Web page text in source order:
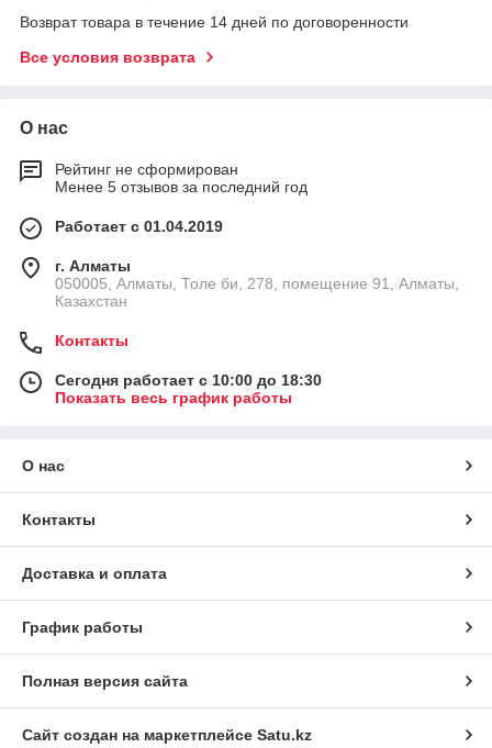
Возврат товара в течение 14 дней по договоренности
Все условия возврата
О нас
Рейтинг не сформирован
Менее 5 отзывов за последний год
Работает с 01.04.2019
г. Алматы
050005, Алматы, Толе би, 278, помещение 91, Алматы,
Казахстан
Контакты
Сегодня работает с 10:00 до 18:30
Показать весь график работы
О нас
Контакты
Доставка и оплата
График работы
Полная версия сайта
Сайт создан на маркетплейсе Satu.kz